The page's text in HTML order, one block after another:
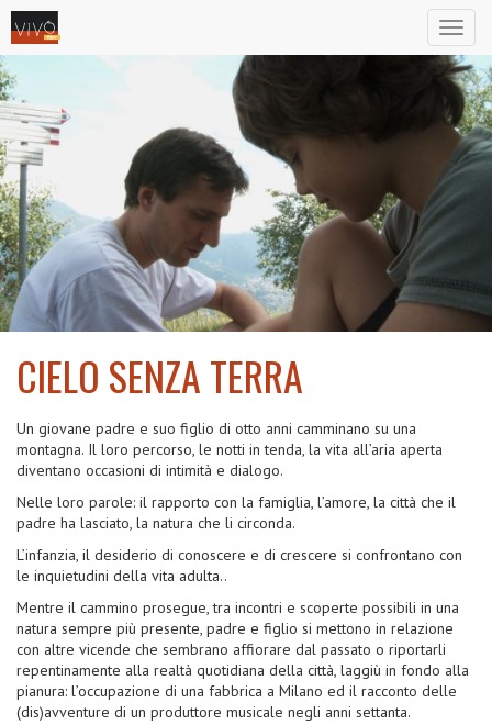
2010
CIELO SENZA TERRA
Un giovane padre e suo figlio di otto anni camminano su una
montagna. Il loro percorso, le notti in tenda, la vita all’aria aperta
diventano occasioni di intimità e dialogo.
Nelle loro parole: il rapporto con la famiglia, l’amore, la città che il
padre ha lasciato, la natura che li circonda.
L’infanzia, il desiderio di conoscere e di crescere si confrontano con
le inquietudini della vita adulta..
Mentre il cammino prosegue, tra incontri e scoperte possibili in una
natura sempre più presente, padre e figlio si mettono in relazione
con altre vicende che sembrano affiorare dal passato o riportarli
repentinamente alla realtà quotidiana della città, laggiù in fondo alla
pianura: l’occupazione di una fabbrica a Milano ed il racconto delle
(dis)avventure di un produttore musicale negli anni settanta.